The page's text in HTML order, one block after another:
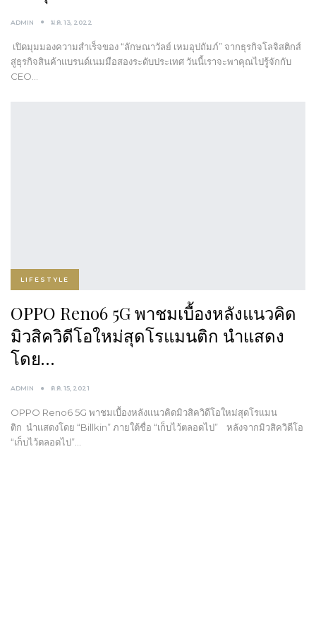
ADMIN ม.ค. 13, 2022
เปิดมุมมองความสำเร็จของ “ลักษณาวัลย์ เหมอุปถัมภ์” จากธุรกิจโลจิสติกส์
สู่ธุรกิจสินค้าแบรนด์เนมมือสองระดับประเทศ วันนี้เราจะพาคุณไปรู้จักกับ
CEO…
LIFESTYLE
OPPO Reno6 5G พาชมเบื้องหลังแนวคิด
มิวสิควิดีโอใหม่สุดโรแมนติก นำแสดง
โดย…
ADMIN ต.ค. 15, 2021
OPPO Reno6 5G พาชมเบื้องหลังแนวคิดมิวสิควิดีโอใหม่สุดโรแมน
ติก นำแสดงโดย “Billkin” ภายใต้ชื่อ “เก็บไว้ตลอดไป” หลังจากมิวสิควิดีโอ
“เก็บไว้ตลอดไป”…